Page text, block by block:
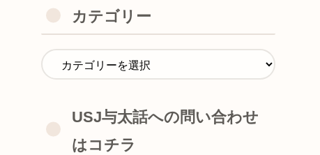
カテゴリー
USJ与太話への問い合わせ
はコチラ